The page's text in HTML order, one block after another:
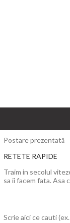
Postare prezentată
RETETE RAPIDE
Traim in secolul
sa ii facem fata. Asa
Scrie aici ce cauti